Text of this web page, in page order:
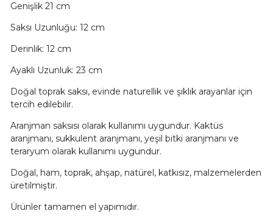
Genişlik 21 cm
Saksı Uzunluğu: 12 cm
Derinlik: 12 cm
Ayaklı Uzunluk: 23 cm
Doğal toprak saksı, evinde naturellik ve şıklık arayanlar için
tercih edilebilir.
Aranjman saksısı olarak kullanımı uygundur. Kaktüs
aranjmanı, sukkulent aranjmanı, yeşil bitki aranjmanı ve
teraryum olarak kullanımı uygundur.
Doğal, ham, toprak, ahşap, natürel, katkısız, malzemelerden
üretilmiştir.
Ürünler tamamen el yapımıdır.